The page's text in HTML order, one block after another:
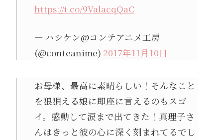
https://t.co/9ValacqQaC
— ハシケン@コンテアニメ工房
(@conteanime) 2017年11月10日
お母様、最高に素晴らしい！そんなこと
を狼狽える娘に即座に言えるのもスゴ
イ。感動して涙まで出てきた！真理子さ
んはきっと彼の心に深く刻まれてるでし